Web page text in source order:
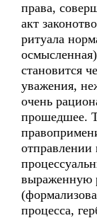
права,
акт
ритуала
становится
уважения,
очень
прошедшее.
отправлении
выраженную
процесса,